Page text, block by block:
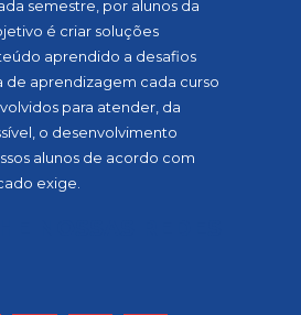
semestre, por alunos da
é criar soluções
aprendido a desafios
de aprendizagem cada curso
para atender, da
o desenvolvimento
alunos de acordo com
exige.